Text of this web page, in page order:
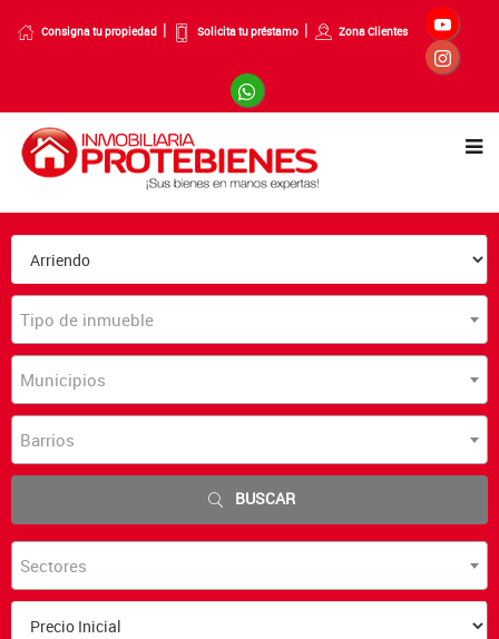
Consigna tu propiedad Solicita tu préstamo Zona Clientes
Tipo de inmueble
Municipios
Barrios
BUSCAR
Sectores